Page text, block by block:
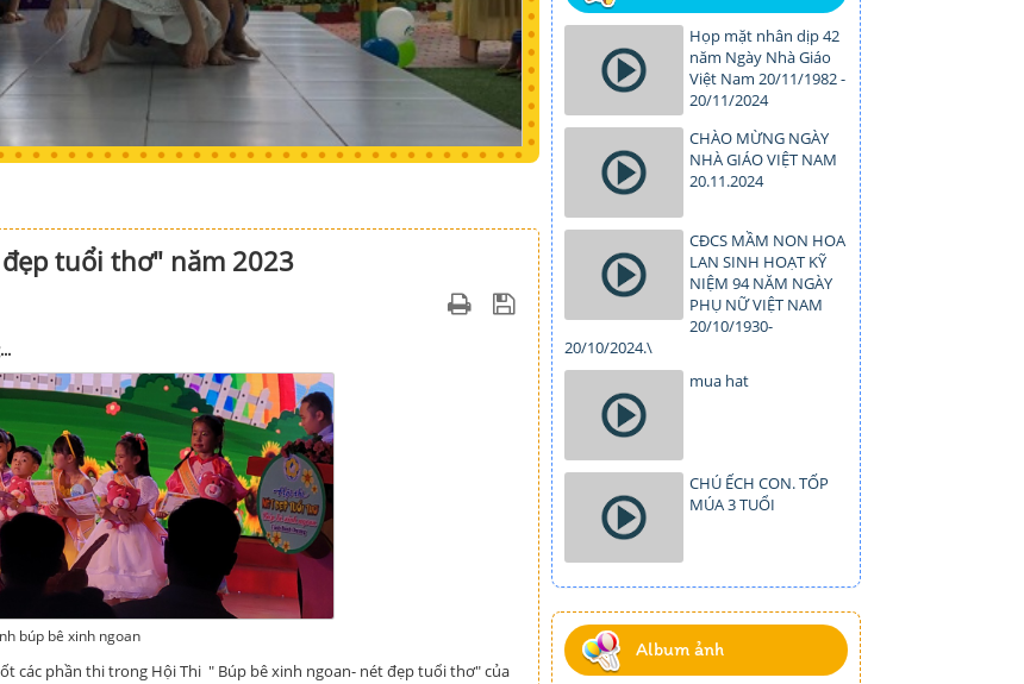
tuổi thơ" năm 2023
búp bê xinh ngoan
các phần thi trong Hội Thi " Búp bê xinh ngoan- nét đẹp tuổi thơ" của
Họp mặt nhân dịp 42
năm Ngày Nhà Giáo
Việt Nam 20/11/1982 -
20/11/2024
CHÀO MỪNG NGÀY
NHÀ GIÁO VIỆT NAM
20.11.2024
CĐCS MẦM NON HOA
LAN SINH HOẠT KỸ
NIỆM 94 NĂM NGÀY
PHỤ NỮ VIỆT NAM
20/10/1930-
20/10/2024.\
mua hat
CHÚ ẾCH CON. TỐP
MÚA 3 TUỔI
Album ảnh